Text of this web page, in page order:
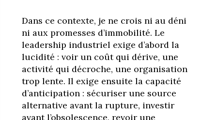
Dans ce contexte, je ne crois ni au déni
ni aux promesses d’immobilité. Le
leadership industriel exige d’abord la
lucidité : voir un coût qui dérive, une
activité qui décroche, une organisation
trop lente. Il exige ensuite la capacité
d’anticipation : sécuriser une source
alternative avant la rupture, investir
avant l’obsolescence, revoir une